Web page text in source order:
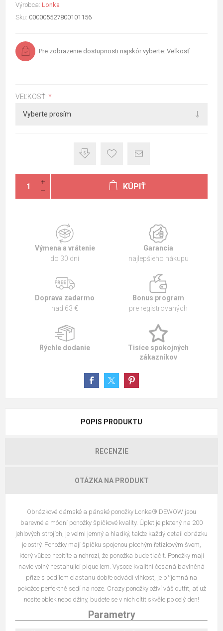
Výrobca: Lonka
Sku: 000005527800101156
Pre zobrazenie dostupnosti najskôr vyberte: Veľkosť
VEĽKOSŤ: *
KÚPIŤ
Výmena a vrátenie
do 30 dní
Garancia
najlepšieho nákupu
Doprava zadarmo
nad 63 €
Bonus program
pre registrovaných
Rýchle dodanie
Tisíce spokojných
zákazníkov
POPIS PRODUKTU
RECENZIE
OTÁZKA NA PRODUKT
Obrázkové dámské a pánské ponožky Lonka® DEWOW jsou
barevné a módní ponožky špičkové kvality. Úplet je pletený na 200
jehlových strojích, je velmi jemný a hladký, takže každý detail obrázku
je ostrý. Ponožky mají špičku spojenou plochým řetízkovým švem,
který vůbec necítíte a nehrozí, že ponožka bude tlačit. Ponožky mají
navíc volný nestahující pique lem. Vysoce kvalitní česaná bavlněná
příze s podílem elastanu dobře odvádí vlhkost, je příjemná na
pokožce perfektně sedí na noze. Crazy ponožky oživí váš outfit, ať už
nosíte oblek nebo džíny, budete se v nich cítit skvěle po celý den!
Parametry